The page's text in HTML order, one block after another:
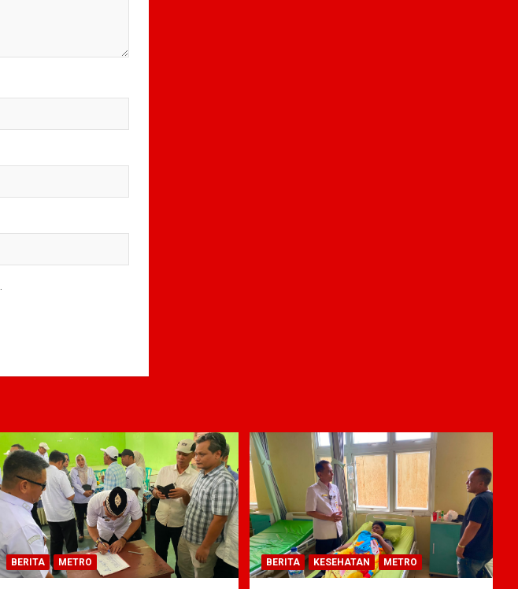
BERITA METRO BERITA KESEHATAN METRO